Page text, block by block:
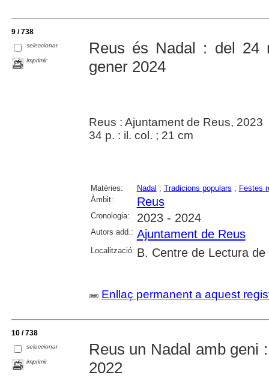
9 / 738
seleccionar
imprimir
Reus és Nadal : del 24
gener 2024
Reus : Ajuntament de Reus, 2023
34 p. : il. col. ; 21 cm
Matèries: Nadal ; Tradicions populars ; Festes
Àmbit:
Reus
Cronologia: 2023 - 2024
Autors add.: Ajuntament de Reus
Localització: B. Centre de Lectura de
Enllaç permanent a aquest
10 / 738
seleccionar
imprimir
Reus un Nadal amb geni
2022